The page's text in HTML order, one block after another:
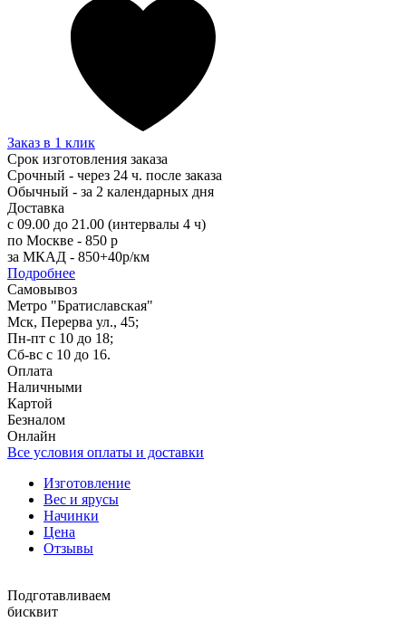
Заказ в 1 клик
Срок изготовления заказа
Срочный - через 24 ч. после заказа
Обычный - за 2 календарных дня
Доставка
с 09.00 до 21.00 (интервалы 4 ч)
по Москве - 850 р
за МКАД - 850+40р/км
Подробнее
Самовывоз
Метро "Братиславская"
Мск, Перерва ул., 45;
Пн-пт с 10 до 18;
Сб-вс с 10 до 16.
Оплата
Наличными
Картой
Безналом
Онлайн
Все условия оплаты и доставки
Изготовление
Вес и ярусы
Начинки
Цена
Отзывы
Подготавливаем
бисквит